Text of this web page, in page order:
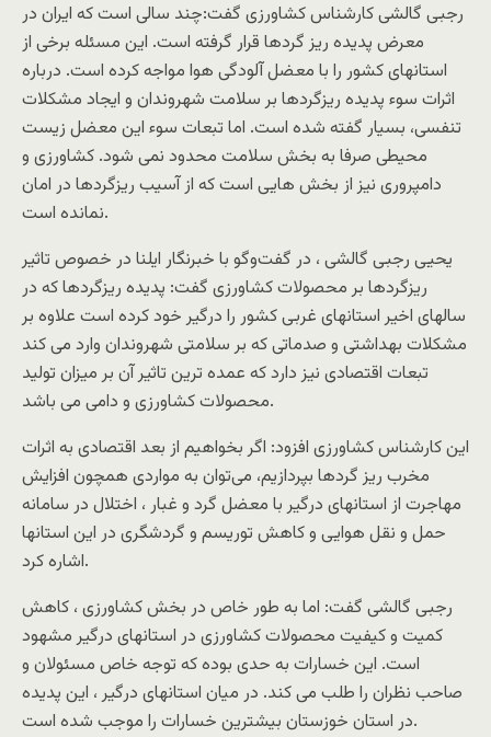
رجبی گالشی کارشناس کشاورزی گفت:چند سالی است که ایران در
معرض پدیده ریز گردها قرار گرفته است. این مسئله برخی از
استانهای کشور را با معضل آلودگی هوا مواجه کرده است. درباره
اثرات سوء پدیده ریزگردها بر سلامت شهروندان و ایجاد مشکلات
تنفسی، بسیار گفته شده است. اما تبعات سوء این معضل زیست
محیطی صرفا به بخش سلامت محدود نمی شود. کشاورزی و
دامپروری نیز از بخش هایی است که از آسیب ریزگردها در امان
نمانده است.
یحیی رجبی گالشی ، در گفت‌وگو با خبرنگار ایلنا در خصوص تاثیر
ریزگردها بر محصولات کشاورزی گفت: پدیده ریزگردها که در
سالهای اخیر استانهای غربی کشور را درگیر خود کرده است علاوه بر
مشکلات بهداشتی و صدماتی که بر سلامتی شهروندان وارد می کند
تبعات اقتصادی نیز دارد که عمده ترین تاثیر آن بر میزان تولید
محصولات کشاورزی و دامی می باشد.
این کارشناس کشاورزی افزود: اگر بخواهیم از بعد اقتصادی به اثرات
مخرب ریز گردها بپردازیم، می‌توان به مواردی همچون افزایش
مهاجرت از استانهای درگیر با معضل گرد و غبار ، اختلال در سامانه
حمل و نقل هوایی و کاهش توریسم و گردشگری در این استانها
اشاره کرد.
رجبی گالشی گفت: اما به طور خاص در بخش کشاورزی ، کاهش
کمیت و کیفیت محصولات کشاورزی در استانهای درگیر مشهود
است. این خسارات به حدی بوده که توجه خاص مسئولان و
صاحب نظران را طلب می کند. در میان استانهای درگیر ، این پدیده
در استان خوزستان بیشترین خسارات را موجب شده است.